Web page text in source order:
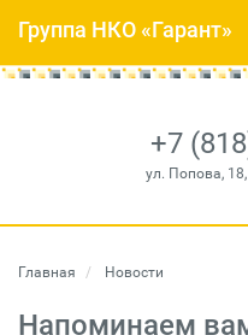
+7
ул. Попова,
Группа НКО «Гарант»
Главная Новости
Напоминаем